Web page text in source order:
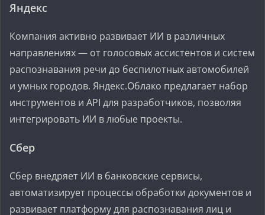
Яндекс
Компания активно развивает ИИ в различных
направлениях — от голосовых ассистентов и систем
распознавания речи до беспилотных автомобилей
и умных городов. Яндекс.Облако предлагает набор
инструментов и API для разработчиков, позволяя
интегрировать ИИ в любые проекты.
Сбер
Сбер внедряет ИИ в банковские сервисы,
автоматизирует процессы обработки документов и
развивает платформу для распознавания лиц и